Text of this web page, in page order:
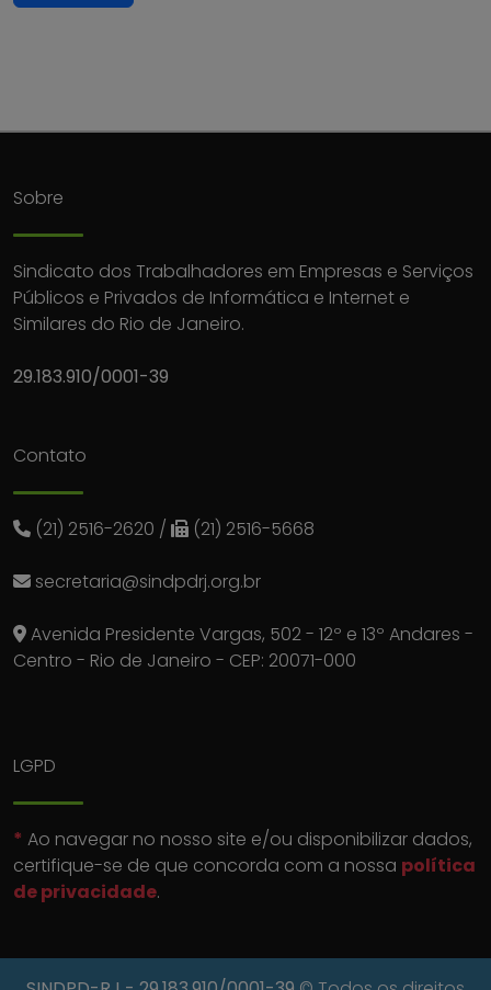
Sobre
Sindicato dos Trabalhadores em Empresas e Serviços
Públicos e Privados de Informática e Internet e
Similares do Rio de Janeiro.
29.183.910/0001-39
Contato
(21) 2516-2620 / (21) 2516-5668
secretaria@sindpdrj.org.br
Avenida Presidente Vargas, 502 - 12º e 13º Andares -
Centro - Rio de Janeiro - CEP: 20071-000
LGPD
* Ao navegar no nosso site e/ou disponibilizar dados,
certifique-se de que concorda com a nossa política
de privacidade.